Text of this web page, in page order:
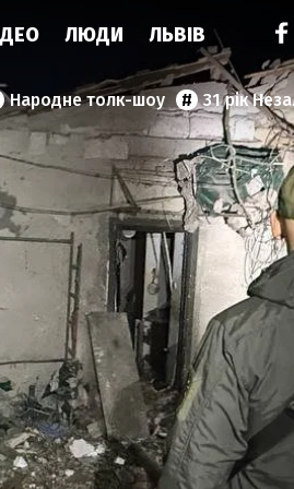
ЛЮДИ ЛЬВІВ
Народне толк-шоу 31 рік